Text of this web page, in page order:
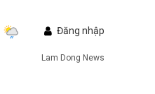
Đăng nhập
Lam Dong News